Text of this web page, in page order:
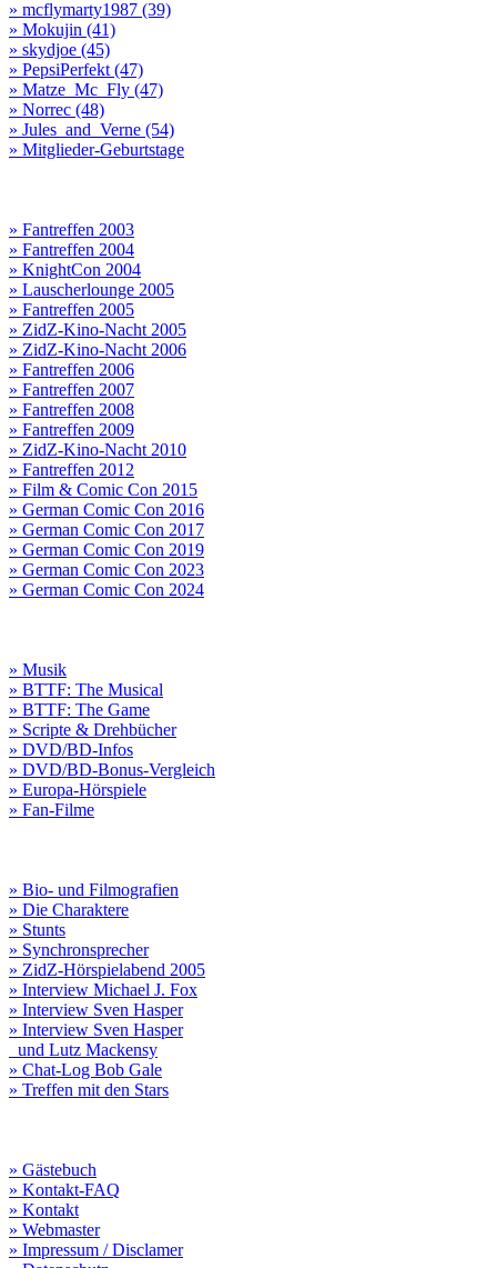
» mcflymarty1987 (39)
» Mokujin (41)
» skydjoe (45)
» PepsiPerfekt (47)
» Matze_Mc_Fly (47)
» Norrec (48)
» Jules_and_Verne (54)
» Mitglieder-Geburtstage
» Fantreffen 2003
» Fantreffen 2004
» KnightCon 2004
» Lauscherlounge 2005
» Fantreffen 2005
» ZidZ-Kino-Nacht 2005
» ZidZ-Kino-Nacht 2006
» Fantreffen 2006
» Fantreffen 2007
» Fantreffen 2008
» Fantreffen 2009
» ZidZ-Kino-Nacht 2010
» Fantreffen 2012
» Film & Comic Con 2015
» German Comic Con 2016
» German Comic Con 2017
» German Comic Con 2019
» German Comic Con 2023
» German Comic Con 2024
» Musik
» BTTF: The Musical
» BTTF: The Game
» Scripte & Drehbücher
» DVD/BD-Infos
» DVD/BD-Bonus-Vergleich
» Europa-Hörspiele
» Fan-Filme
» Bio- und Filmografien
» Die Charaktere
» Stunts
» Synchronsprecher
» ZidZ-Hörspielabend 2005
» Interview Michael J. Fox
» Interview Sven Hasper
» Interview Sven Hasper
und Lutz Mackensy
» Chat-Log Bob Gale
» Treffen mit den Stars
» Gästebuch
» Kontakt-FAQ
» Kontakt
» Webmaster
» Impressum / Disclamer